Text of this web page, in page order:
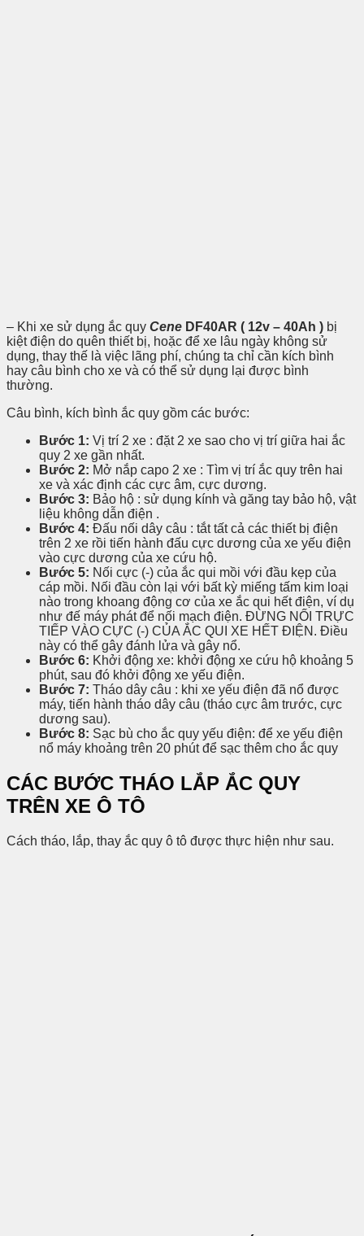
– Khi xe sử dụng ắc quy Cene DF40AR ( 12v – 40Ah ) bị
kiệt điện do quên thiết bị, hoặc để xe lâu ngày không sử
dụng, thay thế là việc lãng phí, chúng ta chỉ cần kích bình
hay câu bình cho xe và có thể sử dụng lại được bình
thường.
Câu bình, kích bình ắc quy gồm các bước:
Bước 1: Vị trí 2 xe : đặt 2 xe sao cho vị trí giữa hai ắc
quy 2 xe gần nhất.
Bước 2: Mở nắp capo 2 xe : Tìm vị trí ắc quy trên hai
xe và xác định các cực âm, cực dương.
Bước 3: Bảo hộ : sử dụng kính và găng tay bảo hộ, vật
liệu không dẫn điện .
Bước 4: Đấu nối dây câu : tắt tất cả các thiết bị điện
trên 2 xe rồi tiến hành đấu cực dương của xe yếu điện
vào cực dương của xe cứu hộ.
Bước 5: Nối cực (-) của ắc qui mồi với đầu kẹp của
cáp mồi. Nối đầu còn lại với bất kỳ miếng tấm kim loại
nào trong khoang động cơ của xe ắc qui hết điện, ví dụ
như đế máy phát để nối mạch điện. ĐỪNG NỐI TRỰC
TIẾP VÀO CỰC (-) CỦA ẮC QUI XE HẾT ĐIỆN. Điều
này có thể gây đánh lửa và gây nổ.
Bước 6: Khởi động xe: khởi động xe cứu hộ khoảng 5
phút, sau đó khởi động xe yếu điện.
Bước 7: Tháo dây câu : khi xe yếu điện đã nổ được
máy, tiến hành tháo dây câu (tháo cực âm trước, cực
dương sau).
Bước 8: Sạc bù cho ắc quy yếu điện: để xe yếu điện
nổ máy khoảng trên 20 phút để sạc thêm cho ắc quy
CÁC BƯỚC THÁO LẮP ẮC QUY
TRÊN XE Ô TÔ
Cách tháo, lắp, thay ắc quy ô tô được thực hiện như sau.